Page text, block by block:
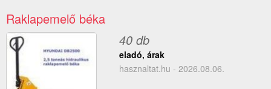
Raklapemelő béka
40 db
eladó, árak
hasznaltat.hu - 2026.08.06.